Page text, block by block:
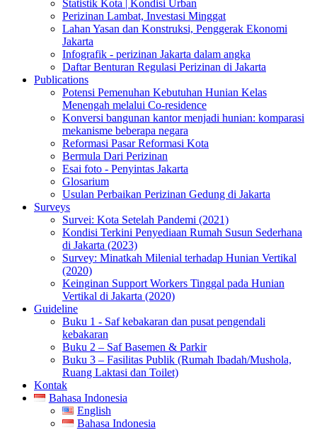
Statistik Kota | Kondisi Urban
Perizinan Lambat, Investasi Minggat
Lahan Yasan dan Konstruksi, Penggerak Ekonomi
Jakarta
Infografik - perizinan Jakarta dalam angka
Daftar Benturan Regulasi Perizinan di Jakarta
Publications
Potensi Pemenuhan Kebutuhan Hunian Kelas
Menengah melalui Co-residence
Konversi bangunan kantor menjadi hunian: komparasi
mekanisme beberapa negara
Reformasi Pasar Reformasi Kota
Bermula Dari Perizinan
Esai foto - Penyintas Jakarta
Glosarium
Usulan Perbaikan Perizinan Gedung di Jakarta
Surveys
Survei: Kota Setelah Pandemi (2021)
Kondisi Terkini Penyediaan Rumah Susun Sederhana
di Jakarta (2023)
Survey: Minatkah Milenial terhadap Hunian Vertikal
(2020)
Keinginan Support Workers Tinggal pada Hunian
Vertikal di Jakarta (2020)
Guideline
Buku 1 - Saf kebakaran dan pusat pengendali
kebakaran
Buku 2 – Saf Basemen & Parkir
Buku 3 – Fasilitas Publik (Rumah Ibadah/Mushola,
Ruang Laktasi dan Toilet)
Kontak
Bahasa Indonesia
English
Bahasa Indonesia